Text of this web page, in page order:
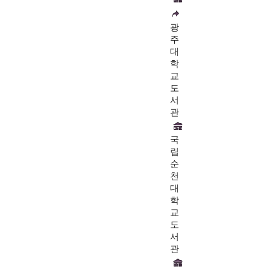
광
주
대
학
교
도
서
관
국
립
순
천
대
학
교
도
서
관